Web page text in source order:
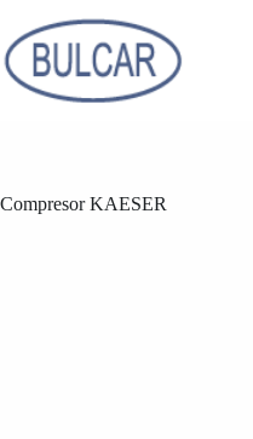
contenido
Compresor KAESER